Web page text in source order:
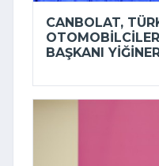
CANBOLAT,
BAŞKANI